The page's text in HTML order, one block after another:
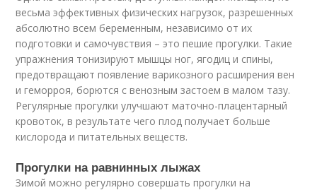
весьма эффективных физических нагрузок, разрешенных
абсолютно всем беременным, независимо от их
подготовки и самочувствия – это пешие прогулки. Такие
упражнения тонизируют мышцы ног, ягодиц и спины,
предотвращают появление варикозного расширения вен
и геморроя, борются с венозным застоем в малом тазу.
Регулярные прогулки улучшают маточно-плацентарный
кровоток, в результате чего плод получает больше
кислорода и питательных веществ.
Прогулки на равнинных лыжах
Зимой можно регулярно совершать прогулки на